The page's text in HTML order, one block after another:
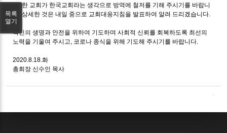
다. 한 교회가 한국교회라는 생각으로 방역에 철저를 기해 주시기를 바랍니
다. 상세한 것은 내일 중으로 교회대응지침을 발표하여 알려 드리겠습니다.
국민의 생명과 안전을 위하여 기도하며 사회적 신뢰를 회복하도록 최선의
노력을 기울여 주시고, 코로나 종식을 위해 기도해 주시기를 바랍니다.
2020.8.18.화
총회장 신수인 목사
목록
열기